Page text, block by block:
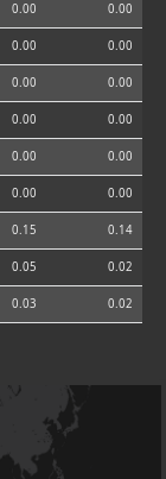
0.00 0.00
0.00 0.00
0.00 0.00
0.00 0.00
0.00 0.00
0.00 0.00
0.15 0.14
0.05 0.02
0.03 0.02